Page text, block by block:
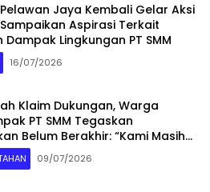
Jaya Kembali Gelar Aksi
Aspirasi Terkait
Dampak Lingkungan PT SMM
16/07/2026
Klaim Dukungan, Warga
PT SMM Tegaskan
Belum Berakhir: “Kami Masih
Dampaknya”
09/07/2026